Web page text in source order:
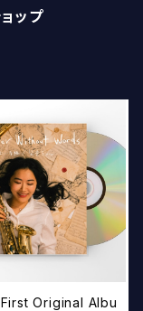
ップ
First Original Albu